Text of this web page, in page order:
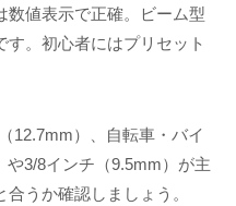
数値表示で正確。ビーム型
す。初心者にはプリセット
12.7mm）、自転車・バイ
や3/8インチ（9.5mm）が主
うか確認しましょう。